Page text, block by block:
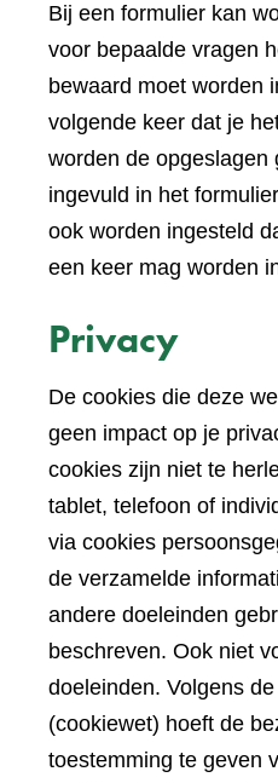
Bij een formulier kan
voor bepaalde vragen
bewaard moet worden
volgende keer dat je
worden de opgeslagen
ingevuld in het
ook worden ingesteld
een keer mag worden
Privacy
De cookies die deze
geen impact op je
cookies zijn niet te
tablet, telefoon of
via cookies
de verzamelde
andere doeleinden
beschreven. Ook niet
doeleinden. Volgens
(cookiewet) hoeft de
toestemming te geven